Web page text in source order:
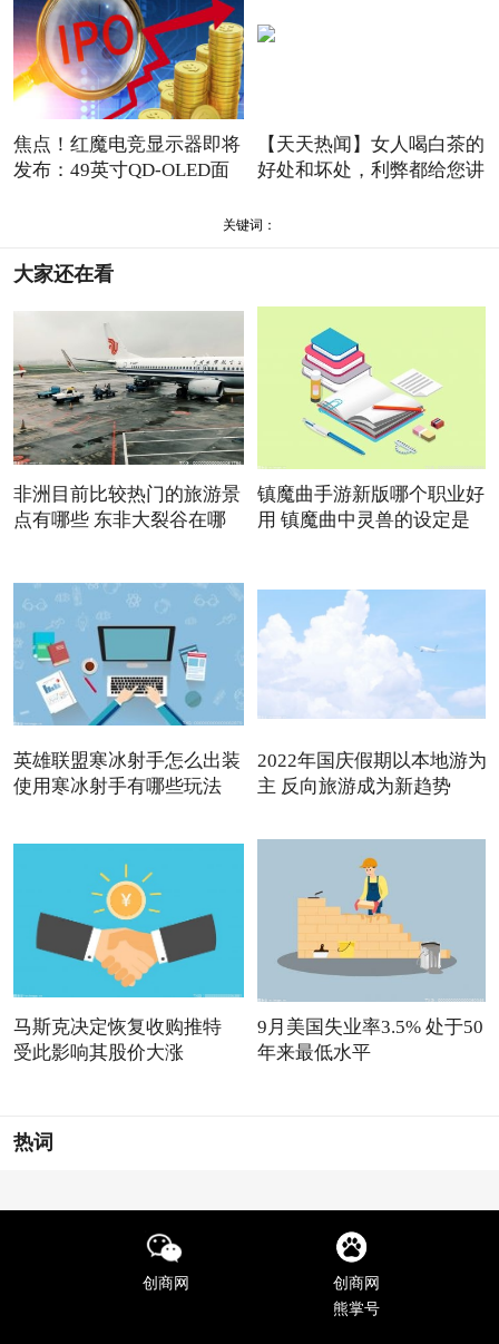
焦点！红魔电竞显示器即将
发布：49英寸QD-OLED面
【天天热闻】女人喝白茶的
好处和坏处，利弊都给您讲
关键词：
大家还在看
非洲目前比较热门的旅游景
点有哪些 东非大裂谷在哪
镇魔曲手游新版哪个职业好
用 镇魔曲中灵兽的设定是
英雄联盟寒冰射手怎么出装
使用寒冰射手有哪些玩法
2022年国庆假期以本地游为
主 反向旅游成为新趋势
马斯克决定恢复收购推特
受此影响其股价大涨
9月美国失业率3.5% 处于50
年来最低水平
热词
创商网
创商网
熊掌号